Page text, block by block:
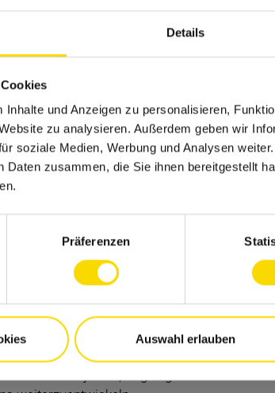
Details
und Anzeigen zu personalisieren,
zu analysieren. Außerdem geben wir
soziale Medien, Werbung und Analysen
Daten zusammen, die Sie ihnen bereitgestellt
Präferenzen
Auswahl erlauben
Angebot gesundheitsfördernder
werden, die Trends in der Branche setzen
Projekten, tragen große